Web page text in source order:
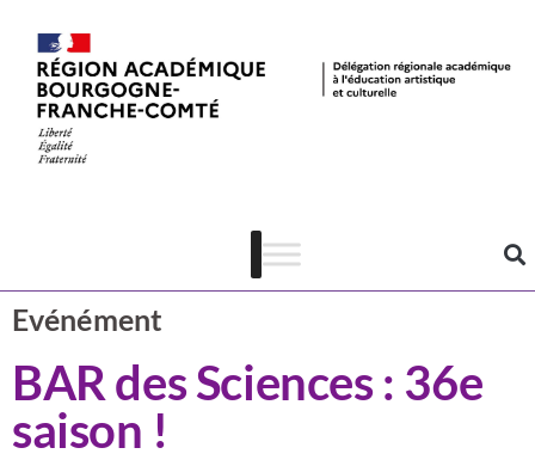
Evénément
BAR des Sciences : 36e
saison !